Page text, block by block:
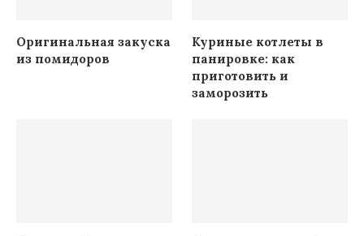
Оригинальная закуска
из помидоров
Куриные котлеты в
панировке: как
приготовить и
заморозить